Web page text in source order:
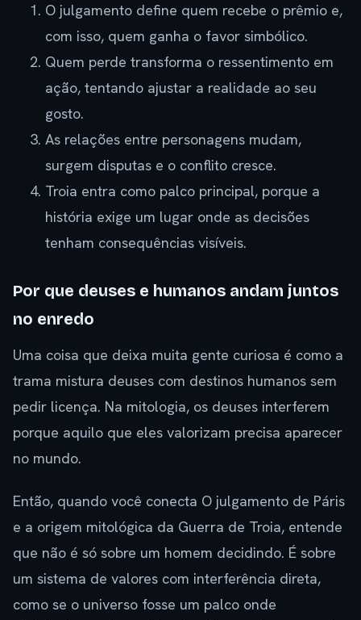
O julgamento define quem recebe o prêmio e,
com isso, quem ganha o favor simbólico.
Quem perde transforma o ressentimento em
ação, tentando ajustar a realidade ao seu
gosto.
As relações entre personagens mudam,
surgem disputas e o conflito cresce.
Troia entra como palco principal, porque a
história exige um lugar onde as decisões
tenham consequências visíveis.
Por que deuses e humanos andam juntos
no enredo
Uma coisa que deixa muita gente curiosa é como a
trama mistura deuses com destinos humanos sem
pedir licença. Na mitologia, os deuses interferem
porque aquilo que eles valorizam precisa aparecer
no mundo.
Então, quando você conecta O julgamento de Páris
e a origem mitológica da Guerra de Troia, entende
que não é só sobre um homem decidindo. É sobre
um sistema de valores com interferência direta,
como se o universo fosse um palco onde